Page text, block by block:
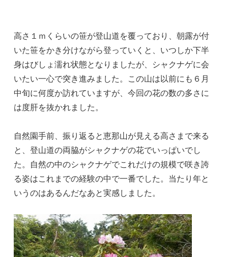
高さ１ｍくらいの笹が登山道を覆っており、朝露が付
いた笹をかき分けながら登っていくと、いつしか下半
身はびしょ濡れ状態となりましたが、シャクナゲに会
いたい一心で突き進みました。この山は以前にも６月
中旬に何度か訪れていますが、今回の花の数の多さに
は度肝を抜かれました。
自然園手前、振り返ると恵那山が見える高さまで来る
と、登山道の両脇がシャクナゲの花でいっぱいでし
た。自然の中のシャクナゲでこれだけの規模で咲き誇
る姿はこれまでの経験の中で一番でした。当たり年と
いうのはあるんだなあと実感しました。